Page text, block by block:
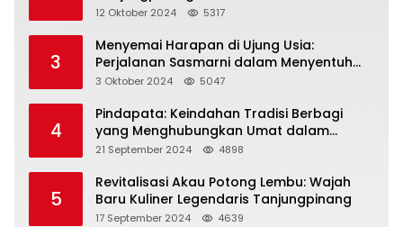
Representasi
12 Oktober 2024 5317
3
Menyemai Harapan di Ujung Usia:
Perjalanan Sasmarni dalam Menyentuh
Hati dan Jiwa
3 Oktober 2024 5047
4
Pindapata: Keindahan Tradisi Berbagi
yang Menghubungkan Umat dalam
Spiritualitas dan Kebersamaan dalam
21 September 2024 4898
5
Revitalisasi Akau Potong Lembu: Wajah
Baru Kuliner Legendaris Tanjungpinang
17 September 2024 4639